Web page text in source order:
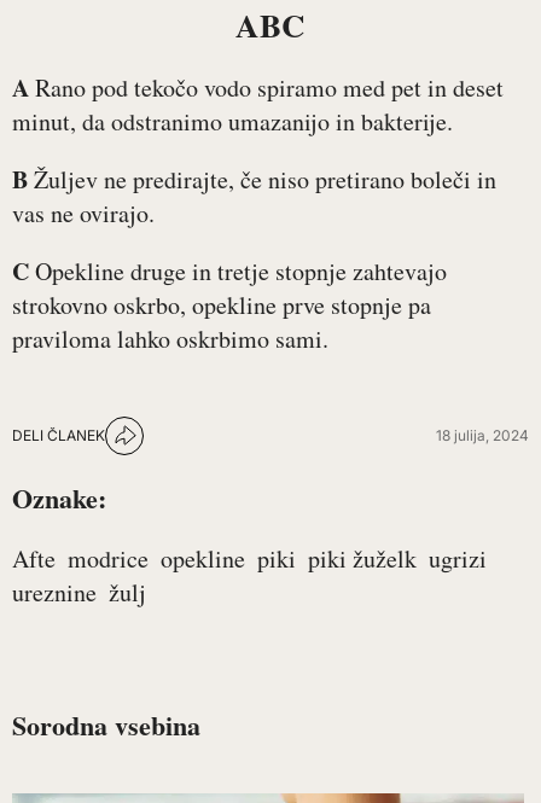
ABC
ARano pod tekočo vodo spiramo med pet in deset
minut, da odstranimo umazanijo in bakterije.
BŽuljev ne predirajte, če niso pretirano boleči in
vas ne ovirajo.
COpekline druge in tretje stopnje zahtevajo
strokovno oskrbo, opekline prve stopnje pa
praviloma lahko oskrbimo sami.
DELI ČLANEK 18 julija, 2024
Oznake:
Afte modrice opekline piki piki žuželk ugrizi
ureznine žulj
Sorodna vsebina